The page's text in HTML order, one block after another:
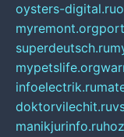
oysters-digital.ru
myremont.org
superdeutsch.ru
mypetslife.org
infoelectrik.ru
doktorvilechit.ru
manikjurinfo.ru